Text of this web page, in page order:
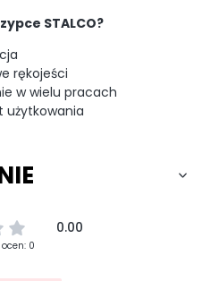
STALCO?
rękojeści
w wielu pracach
użytkowania
0.00
0